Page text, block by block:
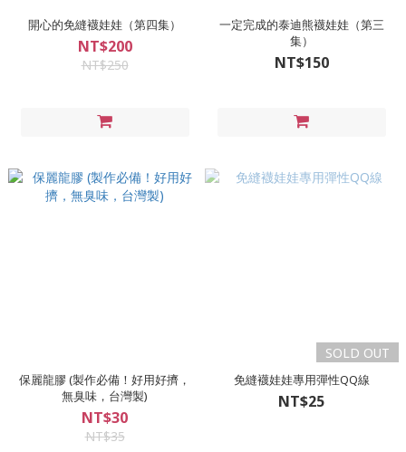
開心的免縫襪娃娃（第四集）
NT$200
NT$250
一定完成的泰迪熊襪娃娃（第三
集）
NT$150
保麗龍膠 (製作必備！好用好擠，
無臭味，台灣製)
NT$30
NT$35
SOLD OUT
免縫襪娃娃專用彈性QQ線
NT$25